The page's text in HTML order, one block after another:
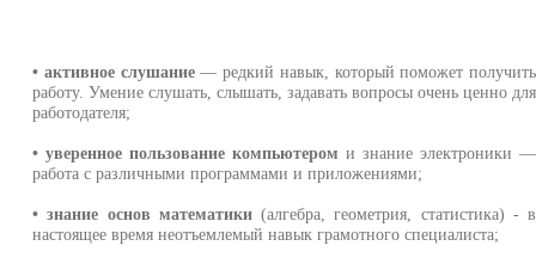
• активное слушание— редкий навык, который поможет получить
работу. Умение слушать, слышать, задавать вопросы очень ценно для
работодателя;
• уверенное пользование компьютером и знание электроники —
работа с различными программами и приложениями;
• знание основ математики(алгебра, геометрия, статистика) - в
настоящее время неотъемлемый навык грамотного специалиста;